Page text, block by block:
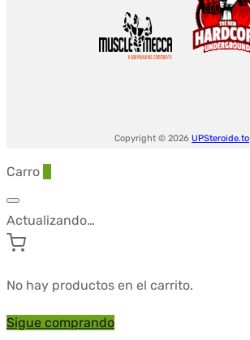
Copyright © 2026 UPSteroide.to
Carro
Actualizando…
No hay productos en el carrito.
Sigue comprando